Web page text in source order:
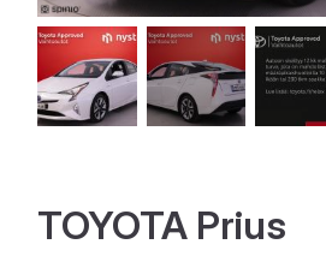
TOYOTA Prius